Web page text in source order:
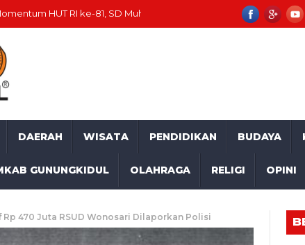
RI ke-81, SD Muhammadiyah Mulusan II Unjuk Kemajuan
DAERAH WISATA PENDIDIKAN BUDAYA
GUNUNGKIDUL OLAHRAGA RELIGI OPINI
470 Juta RSUD Wonosari Dilaporkan Polisi